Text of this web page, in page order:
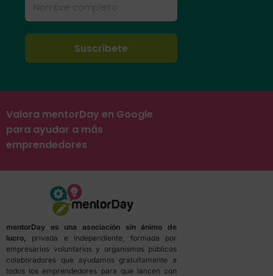
Valora mentorDay en Google
para ayudar a más
emprendedores
mentorDay es una asociación sin ánimo de
lucro, privada e independiente, formada por
empresarios voluntarios y organismos públicos
colaboradores que ayudamos gratuitamente a
todos los emprendedores para que lancen con